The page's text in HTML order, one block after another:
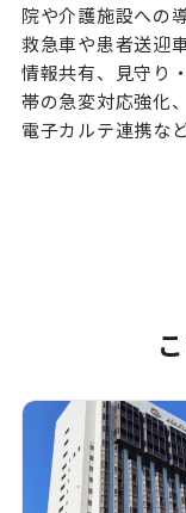
院や介護施設への
救急車や患者送迎
情報共有、見守り
帯の急変対応強化
電子カルテ連携な